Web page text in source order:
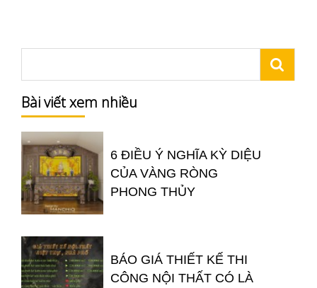
Bài viết xem nhiều
6 ĐIỀU Ý NGHĨA KỲ DIỆU
CỦA VÀNG RÒNG
PHONG THỦY
BÁO GIÁ THIẾT KẾ THI
CÔNG NỘI THẤT CÓ LÀ